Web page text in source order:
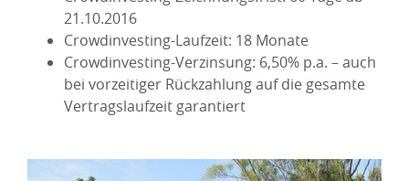
21.10.2016
Crowdinvesting-Laufzeit: 18 Monate
Crowdinvesting-Verzinsung: 6,50% p.a. – auch
bei vorzeitiger Rückzahlung auf die gesamte
Vertragslaufzeit garantiert